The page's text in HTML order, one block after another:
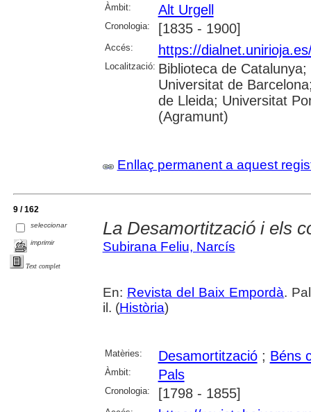
Àmbit:
Alt Urgell
Cronologia: [1835 - 1900]
Accés: https://
Localització: Biblioteca de
Universitat de
de Lleida; Universitat
(Agramunt)
Enllaç permanent a aquest
9 / 162
seleccionar
imprimir
Text complet
La Desamortització i els
Subirana Feliu, Narcís
En: Revista del Baix Empordà.
il. (Història)
Matèries: Desamortització; Béns
Àmbit: Pals
Cronologia: [1798 - 1855]